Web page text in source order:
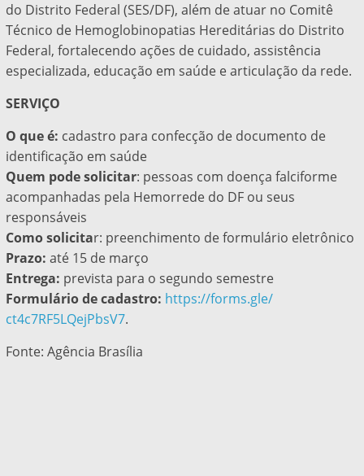
do Distrito Federal (SES/DF), além de atuar no Comitê
Técnico de Hemoglobinopatias Hereditárias do Distrito
Federal, fortalecendo ações de cuidado, assistência
especializada, educação em saúde e articulação da rede.
SERVIÇO
O que é: cadastro para confecção de documento de
identificação em saúde
Quem pode solicitar: pessoas com doença falciforme
acompanhadas pela Hemorrede do DF ou seus
responsáveis
Como solicitar: preenchimento de formulário eletrônico
Prazo: até 15 de março
Entrega: prevista para o segundo semestre
Formulário de cadastro: https://forms.gle/
ct4c7RF5LQejPbsV7.
Fonte: Agência Brasília